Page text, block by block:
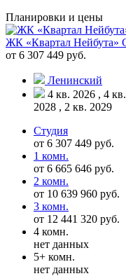
Планировки и цены
ЖК «Квартал Нейбута»
от 6 307 449 руб.
Ленинский
4 кв. 2026 , 4
2028 , 2 кв. 2029
Студия
от 6 307 449 руб.
1 комн.
от 6 665 646 руб.
2 комн.
от 10 639 960 руб.
3 комн.
от 12 441 320 руб.
4 комн.
нет данных
5+ комн.
нет данных